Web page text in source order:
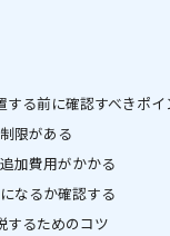
る前に確認すべきポイ
限がある
加費用がかかる
なるか確認する
するためのコツ